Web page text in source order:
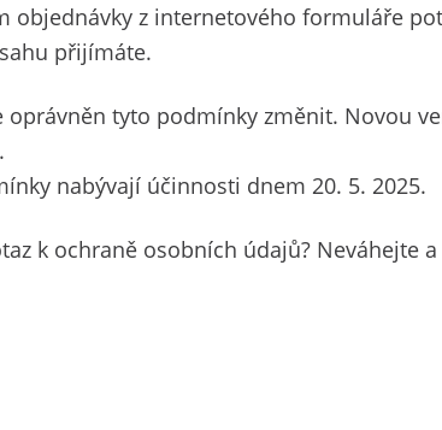
objednávky z internetového formuláře
přijímáte.
oprávněn tyto podmínky změnit. Novou
nabývají účinnosti dnem 20. 5. 2025.
k ochraně osobních údajů? Neváhejte